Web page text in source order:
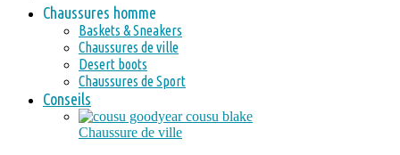
Chaussures homme
Baskets & Sneakers
Chaussures de ville
Desert boots
Chaussures de Sport
Conseils
Chaussure de ville